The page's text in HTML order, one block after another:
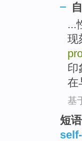
...
现
印
在
基
短语